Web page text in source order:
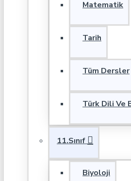
Matematik
Tarih
Tüm Dersler
Türk Dili Ve
11.Sınıf
Biyoloji